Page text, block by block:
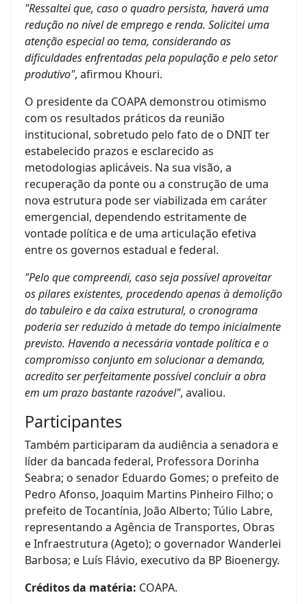
"Ressaltei que, caso o quadro persista, haverá uma
redução no nível de emprego e renda. Solicitei uma
atenção especial ao tema, considerando as
dificuldades enfrentadas pela população e pelo setor
produtivo", afirmou Khouri.
O presidente da COAPA demonstrou otimismo
com os resultados práticos da reunião
institucional, sobretudo pelo fato de o DNIT ter
estabelecido prazos e esclarecido as
metodologias aplicáveis. Na sua visão, a
recuperação da ponte ou a construção de uma
nova estrutura pode ser viabilizada em caráter
emergencial, dependendo estritamente de
vontade política e de uma articulação efetiva
entre os governos estadual e federal.
"Pelo que compreendi, caso seja possível aproveitar
os pilares existentes, procedendo apenas à demolição
do tabuleiro e da caixa estrutural, o cronograma
poderia ser reduzido à metade do tempo inicialmente
previsto. Havendo a necessária vontade política e o
compromisso conjunto em solucionar a demanda,
acredito ser perfeitamente possível concluir a obra
em um prazo bastante razoável", avaliou.
Participantes
Também participaram da audiência a senadora e
líder da bancada federal, Professora Dorinha
Seabra; o senador Eduardo Gomes; o prefeito de
Pedro Afonso, Joaquim Martins Pinheiro Filho; o
prefeito de Tocantínia, João Alberto; Túlio Labre,
representando a Agência de Transportes, Obras
e Infraestrutura (Ageto); o governador Wanderlei
Barbosa; e Luís Flávio, executivo da BP Bioenergy.
Créditos da matéria: COAPA.